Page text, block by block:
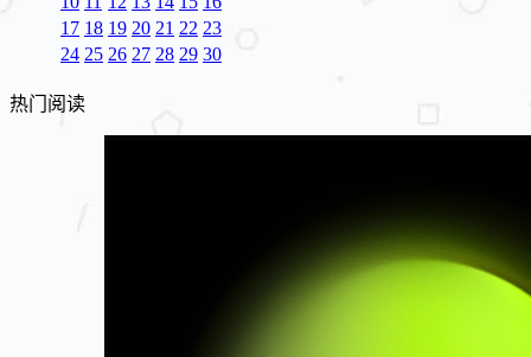
17 18 19 20 21 22 23
24 25 26 27 28 29 30
热门阅读